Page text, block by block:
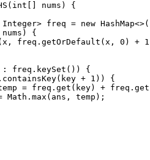
( int [] nums)
{
freq =
new HashMap
{
freq.getOrDefault(x,
0 ) + 1
: freq.keySet()) {
+ 1 )) {
= freq.get(key) +
Math.max(ans, temp);